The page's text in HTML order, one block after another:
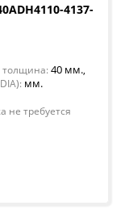
4137-
толщина: 40 мм.,
мм.
не требуется